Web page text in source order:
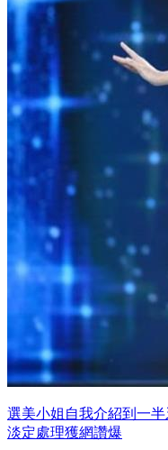
選美小姐自我介紹到一
淡定處理獲網讚爆